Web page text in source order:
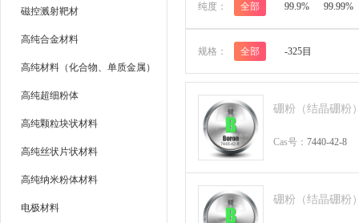
磁控溅射靶材
高纯合金材料
高纯材料（化合物、单质金属）
高纯超细粉体
高纯颗粒块状材料
高纯丝状片状材料
高纯纳米粉体材料
电极材料
纯度： 全部 99.9% 99.99%
规格： 全部 -325目
硼粉（结晶硼粉
Cas号： 7440-42-8
硼粉（结晶硼粉